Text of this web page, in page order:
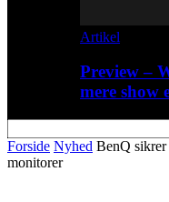
Artikel
Preview –
mere show
Forside Nyhed BenQ sikrer
monitorer